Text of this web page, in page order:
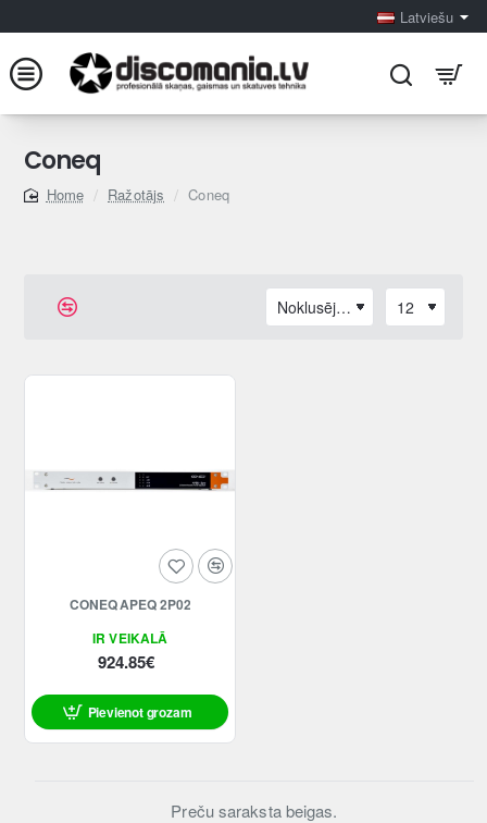
Latviešu
Coneq
home
Ražotājs Coneq
IR VEIKALĀ
CONEQ APEQ 2P02
924.85€
Pievienot grozam
Preču saraksta beigas.